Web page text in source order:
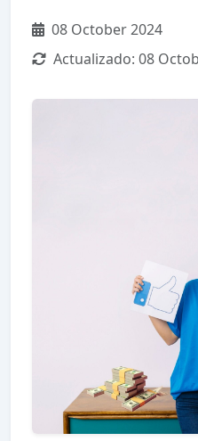
08 October 2024
Actualizado: 08